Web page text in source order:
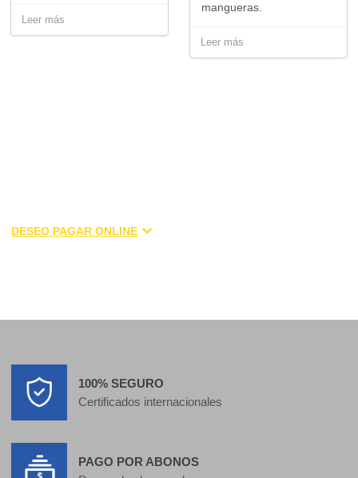
Leer más
mangueras.
Leer más
DESEO PAGAR ONLINE
100% SEGURO
Certificados internacionales
PAGO POR ABONOS